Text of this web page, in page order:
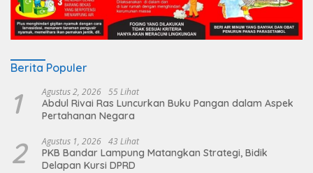
Berita Populer
1 Agustus 2, 2026 55 Lihat
Abdul Rivai Ras Luncurkan Buku Pangan dalam Aspek
Pertahanan Negara
2 Agustus 1, 2026 43 Lihat
PKB Bandar Lampung Matangkan Strategi, Bidik
Delapan Kursi DPRD